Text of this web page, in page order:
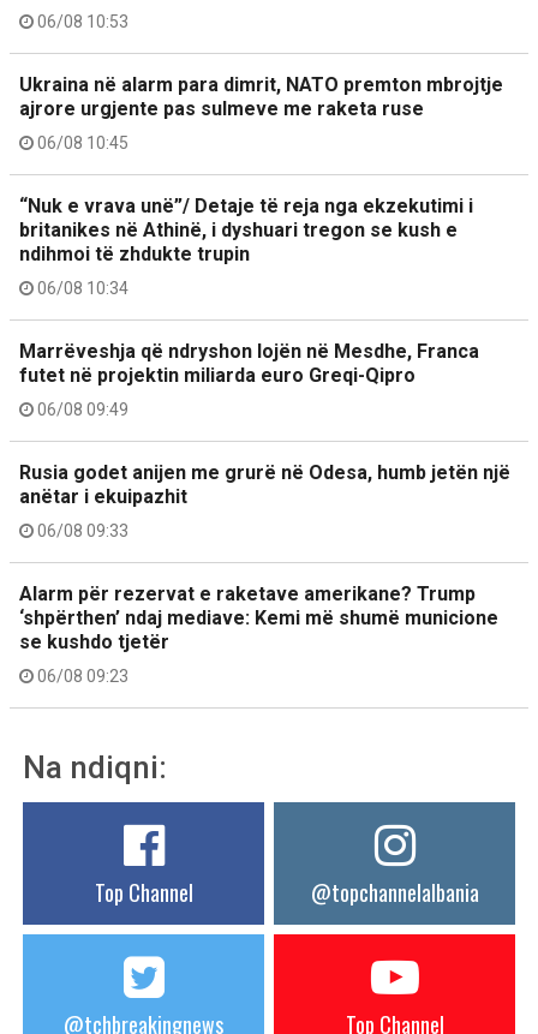
06/08 10:53
Ukraina në alarm para dimrit, NATO premton mbrojtje
ajrore urgjente pas sulmeve me raketa ruse
06/08 10:45
“Nuk e vrava unë”/ Detaje të reja nga ekzekutimi i
britanikes në Athinë, i dyshuari tregon se kush e
ndihmoi të zhdukte trupin
06/08 10:34
Marrëveshja që ndryshon lojën në Mesdhe, Franca
futet në projektin miliarda euro Greqi-Qipro
06/08 09:49
Rusia godet anijen me grurë në Odesa, humb jetën një
anëtar i ekuipazhit
06/08 09:33
Alarm për rezervat e raketave amerikane? Trump
‘shpërthen’ ndaj mediave: Kemi më shumë municione
se kushdo tjetër
06/08 09:23
Na ndiqni:
Top Channel @topchannelalbania
@tchbreakingnews Top Channel